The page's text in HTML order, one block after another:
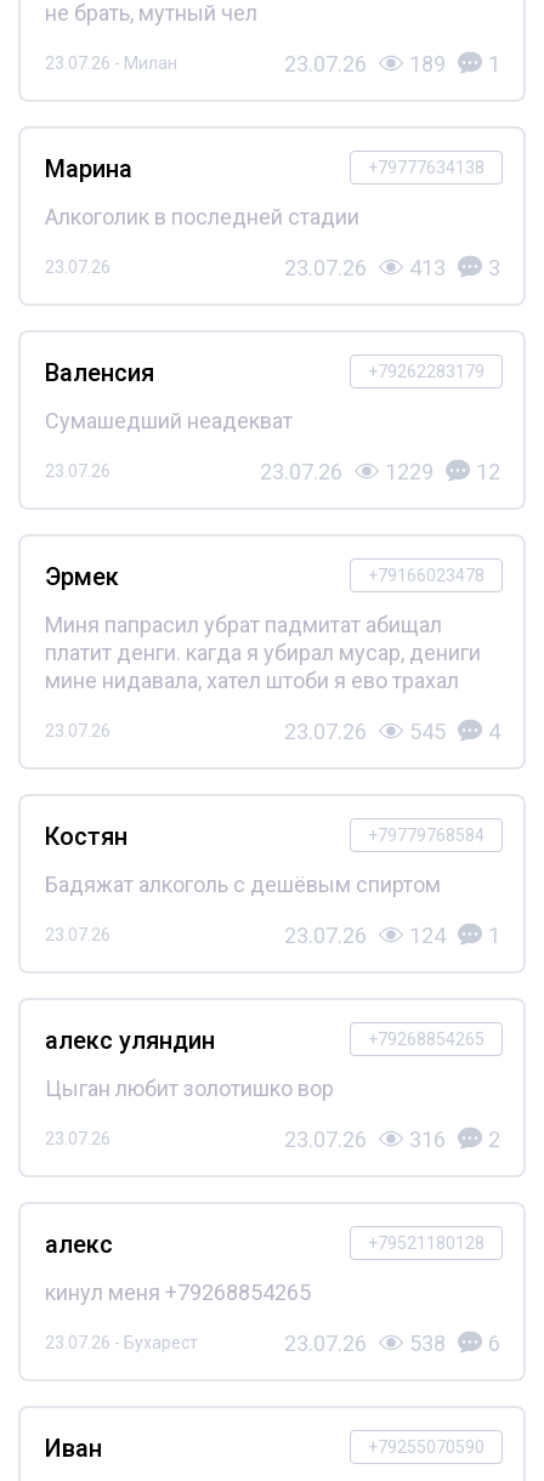
не брать, мутный чел
23.07.26 - Милан 23.07.26 189 1
+79777634138
Марина
Алкоголик в последней стадии
23.07.26 23.07.26 413 3
+79262283179
Валенсия
Сумашедший неадекват
23.07.26 23.07.26 1229 12
+79166023478
Эрмек
Миня папрасил убрат падмитат абищал
платит денги. кагда я убирал мусар, дениги
мине нидавала, хател штоби я ево трахал
23.07.26 23.07.26 545 4
+79779768584
Костян
Бадяжат алкоголь с дешёвым спиртом
23.07.26 23.07.26 124 1
+79268854265
алекс уляндин
Цыган любит золотишко вор
23.07.26 23.07.26 316 2
+79521180128
алекс
кинул меня +79268854265
23.07.26 - Бухарест 23.07.26 538 6
+79255070590
Иван